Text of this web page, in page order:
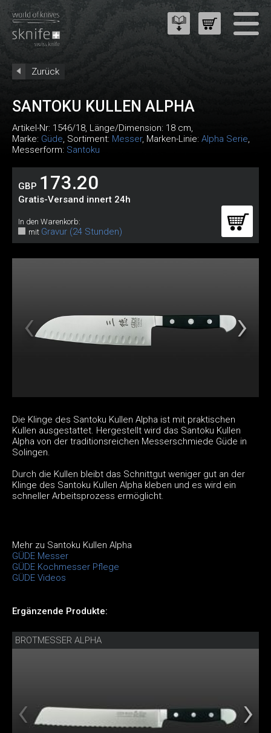
Zurück
SANTOKU KULLEN ALPHA
Artikel-Nr: 1546/18, Länge/Dimension: 18 cm,
Marke: Güde, Sortiment: Messer, Marken-Linie: Alpha Serie,
Messerform: Santoku
GBP 173.20
Gratis-Versand innert 24h
In den Warenkorb:
mit Gravur (24 Stunden)
Die Klinge des Santoku Kullen Alpha ist mit praktischen
Kullen ausgestattet. Hergestellt wird das Santoku Kullen
Alpha von der traditionsreichen Messerschmiede Güde in
Solingen.
Durch die Kullen bleibt das Schnittgut weniger gut an der
Klinge des Santoku Kullen Alpha kleben und es wird ein
schneller Arbeitsprozess ermöglicht.
Mehr zu Santoku Kullen Alpha
GÜDE Messer
GÜDE Kochmesser Pflege
GÜDE Videos
Ergänzende Produkte:
BROTMESSER ALPHA